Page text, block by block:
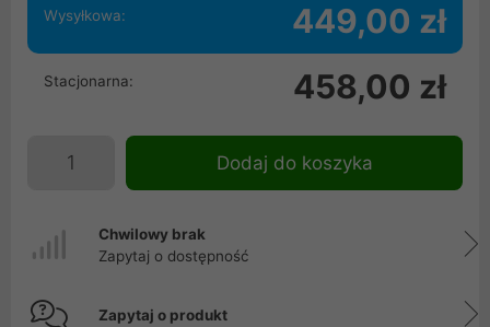
Wysyłkowa: 449,00 zł
Stacjonarna: 458,00 zł
Dodaj do koszyka
Chwilowy brak
Zapytaj o dostępność
Zapytaj o produkt